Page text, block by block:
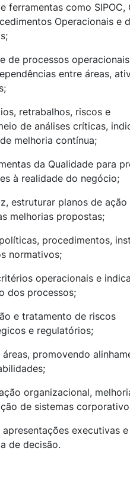
ferramentas como SIPOC,
Operacionais e
de processos
entre áreas,
retrabalhos, riscos e
de análises críticas,
melhoria contínua;
da Qualidade para
à realidade do negócio;
estruturar planos de ação
melhorias propostas;
procedimentos,
normativos;
operacionais e
dos processos;
e tratamento de riscos
e regulatórios;
promovendo
organizacional,
de sistemas
executivas e
de decisão.